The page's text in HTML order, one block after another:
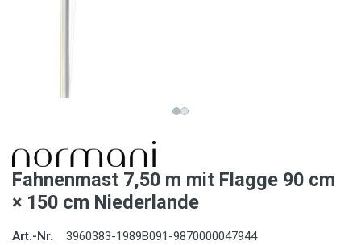
Fahnenmast 7,50 m mit Flagge 90 cm
× 150 cm Niederlande
Art.-Nr. 3960383-1989B091-9870000047944